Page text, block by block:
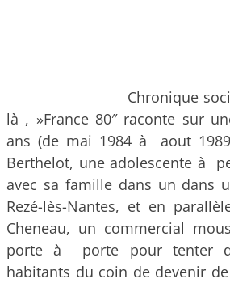
Chronique
là , »France 80″ raconte sur
ans (de mai 1984 à aout
Berthelot, une adolescente à
avec sa famille dans un dans
Rezé-lès-Nantes, et en
Cheneau, un commercial
porte à porte pour tenter
habitants du coin de devenir